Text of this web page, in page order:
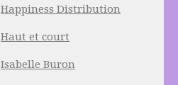
Happiness Distribution
Haut et court
Isabelle Buron